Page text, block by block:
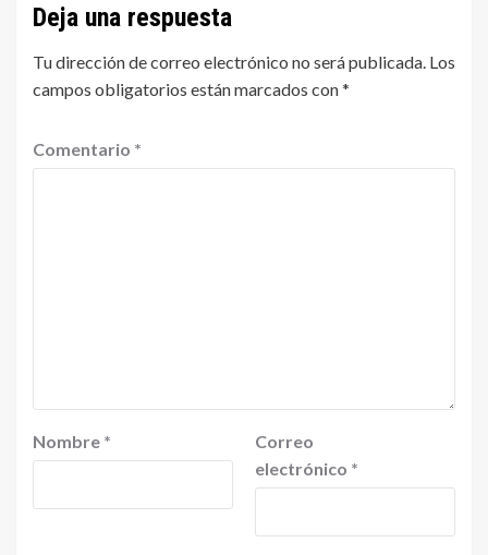
Deja una respuesta
Tu dirección de correo electrónico no será publicada. Los
campos obligatorios están marcados con*
Comentario *
Nombre *
Correo
electrónico *